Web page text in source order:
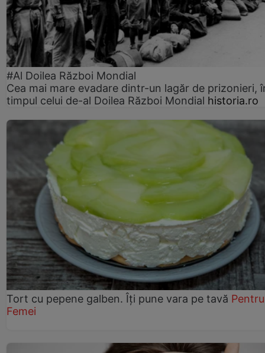
#Al Doilea Război Mondial
Cea mai mare evadare dintr-un lagăr de prizonieri,
timpul celui de-al Doilea Război Mondial historia.ro
Tort cu pepene galben. Îți pune vara pe tavă Pentru
Femei